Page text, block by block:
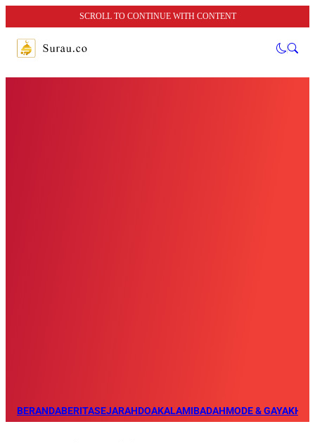
SCROLL TO CONTINUE WITH CONTENT
BERANDABERITASEJARAHDOAKALAMIBADAHMODE & GAYA